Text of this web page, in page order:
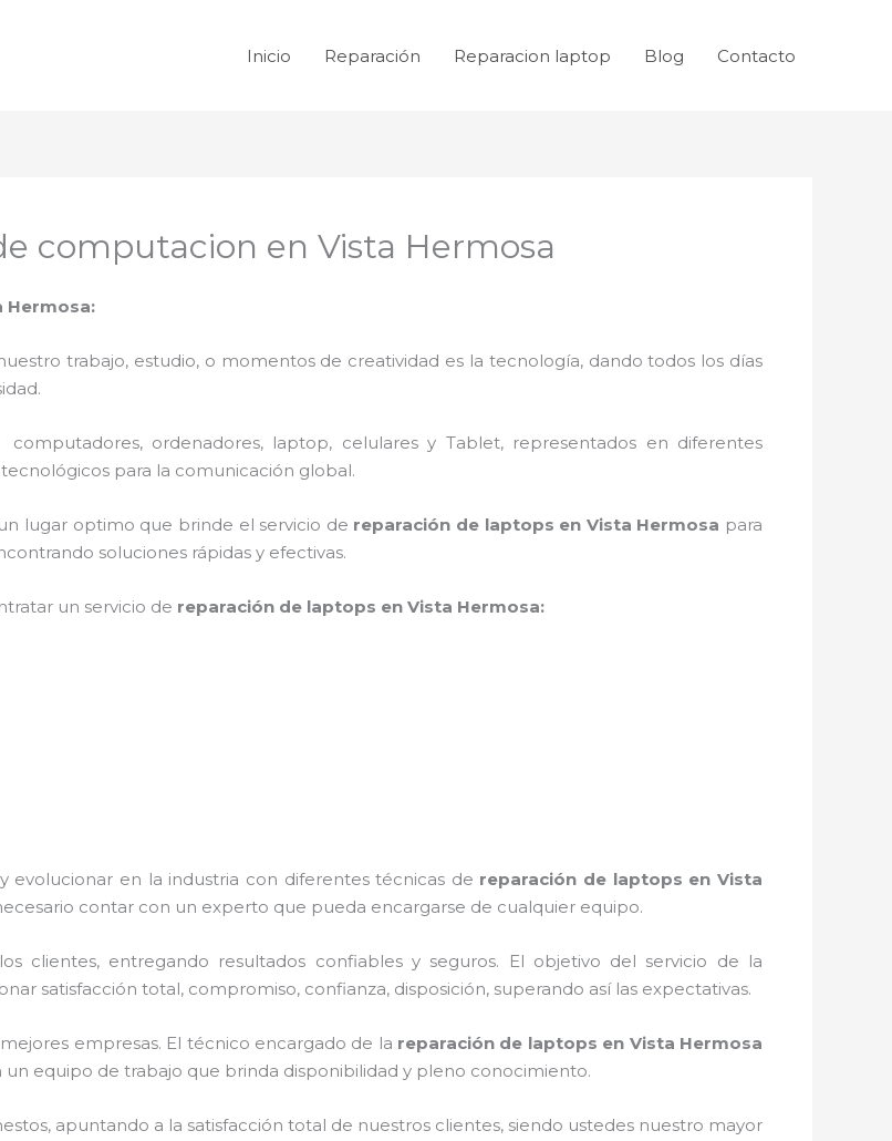
Inicio Reparación Reparacion laptop Blog Contacto
computacion en Vista Hermosa
Hermosa:
trabajo, estudio, o momentos de creatividad es la tecnología, dando todos los días
ordenadores, laptop, celulares y Tablet, representados en diferentes
para la comunicación global.
lugar optimo que brinde el servicio de reparación de laptops en Vista Hermosa para
soluciones rápidas y efectivas.
un servicio de reparación de laptops en Vista Hermosa:
evolucionar en la industria con diferentes técnicas de reparación de laptops en Vista
contar con un experto que pueda encargarse de cualquier equipo.
clientes, entregando resultados confiables y seguros. El objetivo del servicio de la
satisfacción total, compromiso, confianza, disposición, superando así las expectativas.
empresas. El técnico encargado de la reparación de laptops en Vista Hermosa
equipo de trabajo que brinda disponibilidad y pleno conocimiento.
apuntando a la satisfacción total de nuestros clientes, siendo ustedes nuestro mayor